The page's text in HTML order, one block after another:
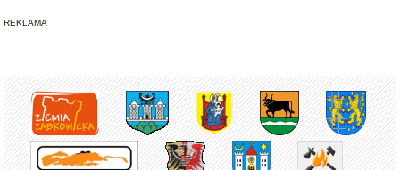
REKLAMA